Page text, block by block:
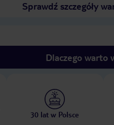
Sprawdź szczegóły
Dlaczego warto
30 lat w Polsce